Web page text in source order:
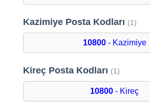
Kazimiye Posta Kodları (1)
10800- Kazimiye
Kireç Posta Kodları (1)
10800 - Kireç